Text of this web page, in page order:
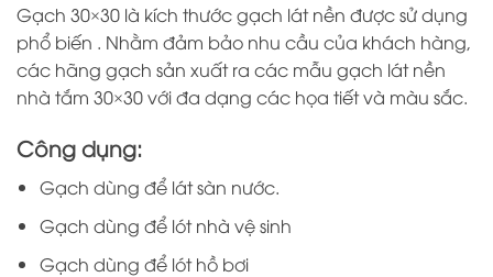
Gạch 30×30 là kích thước gạch lát nền được sử dụng
phổ biến . Nhằm đảm bảo nhu cầu của khách hàng,
các hãng gạch sản xuất ra các mẫu gạch lát nền
nhà tắm 30×30 với đa dạng các họa tiết và màu sắc.
Công dụng:
Gạch dùng để lát sàn nước.
Gạch dùng để lót nhà vệ sinh
Gạch dùng để lót hồ bơi